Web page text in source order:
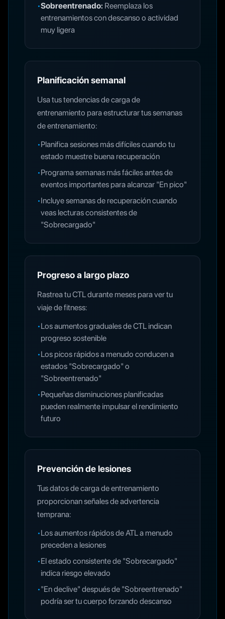
•Sobreentrenado: Reemplaza los
entrenamientos con descanso o actividad
muy ligera
Planificación semanal
Usa tus tendencias de carga de
entrenamiento para estructurar tus semanas
de entrenamiento:
•Planifica sesiones más difíciles cuando tu
estado muestre buena recuperación
•Programa semanas más fáciles antes de
eventos importantes para alcanzar "En pico"
•Incluye semanas de recuperación cuando
veas lecturas consistentes de
"Sobrecargado"
Progreso a largo plazo
Rastrea tu CTL durante meses para ver tu
viaje de fitness:
•Los aumentos graduales de CTL indican
progreso sostenible
•Los picos rápidos a menudo conducen a
estados "Sobrecargado" o
"Sobreentrenado"
•Pequeñas disminuciones planificadas
pueden realmente impulsar el rendimiento
futuro
Prevención de lesiones
Tus datos de carga de entrenamiento
proporcionan señales de advertencia
temprana:
•Los aumentos rápidos de ATL a menudo
preceden a lesiones
•El estado consistente de "Sobrecargado"
indica riesgo elevado
•"En declive" después de "Sobreentrenado"
podría ser tu cuerpo forzando descanso